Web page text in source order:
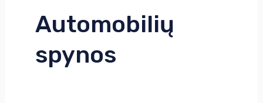
Automobilių
spynos